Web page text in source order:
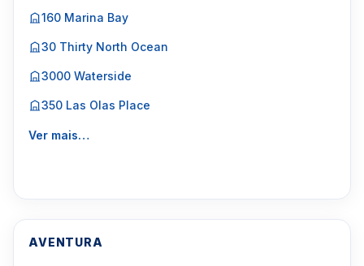
160 Marina Bay
30 Thirty North Ocean
3000 Waterside
350 Las Olas Place
Ver mais…
AVENTURA